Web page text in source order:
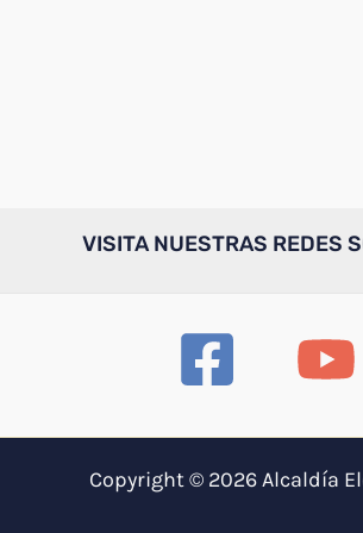
VISITA NUESTRAS REDES
Copyright © 2026 Alcaldía